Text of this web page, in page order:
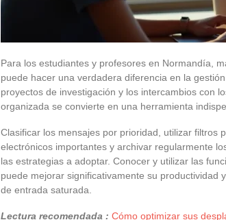
Para los estudiantes y profesores en Normandía,
puede hacer una verdadera diferencia en la
proyectos de investigación y los intercambios con
organizada se convierte en una herramienta
Clasificar los mensajes por prioridad, utilizar filtros
electrónicos importantes y archivar regularmente
las estrategias a adoptar. Conocer y utilizar las
puede mejorar significativamente su productividad
de entrada saturada.
Lectura recomendada : Cómo optimizar sus